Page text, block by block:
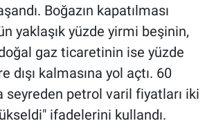
Boğazın kapatılması
yaklaşık yüzde yirmi beşinin,
doğal gaz ticaretinin ise yüzde
dışı kalmasına yol açtı. 60
seyreden petrol varil fiyatları iki
ifadelerini kullandı.